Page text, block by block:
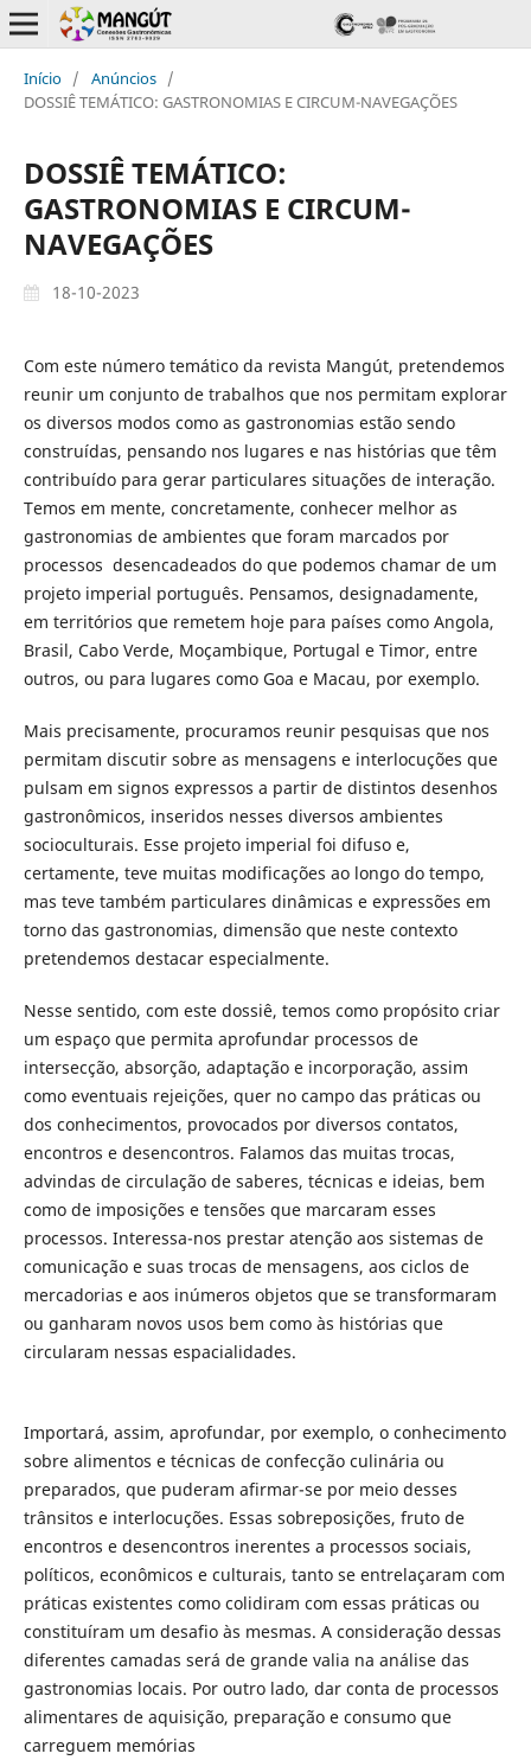
Início / Anúncios /
DOSSIÊ TEMÁTICO: GASTRONOMIAS E CIRCUM-NAVEGAÇÕES
DOSSIÊ TEMÁTICO:
GASTRONOMIAS E CIRCUM-
NAVEGAÇÕES
18-10-2023
Com este número temático da revista Mangút, pretendemos
reunir um conjunto de trabalhos que nos permitam explorar
os diversos modos como as gastronomias estão sendo
construídas, pensando nos lugares e nas histórias que têm
contribuído para gerar particulares situações de interação.
Temos em mente, concretamente, conhecer melhor as
gastronomias de ambientes que foram marcados por
processos desencadeados do que podemos chamar de um
projeto imperial português. Pensamos, designadamente,
em territórios que remetem hoje para países como Angola,
Brasil, Cabo Verde, Moçambique, Portugal e Timor, entre
outros, ou para lugares como Goa e Macau, por exemplo.
Mais precisamente, procuramos reunir pesquisas que nos
permitam discutir sobre as mensagens e interlocuções que
pulsam em signos expressos a partir de distintos desenhos
gastronômicos, inseridos nesses diversos ambientes
socioculturais. Esse projeto imperial foi difuso e,
certamente, teve muitas modificações ao longo do tempo,
mas teve também particulares dinâmicas e expressões em
torno das gastronomias, dimensão que neste contexto
pretendemos destacar especialmente.
Nesse sentido, com este dossiê, temos como propósito criar
um espaço que permita aprofundar processos de
intersecção, absorção, adaptação e incorporação, assim
como eventuais rejeições, quer no campo das práticas ou
dos conhecimentos, provocados por diversos contatos,
encontros e desencontros. Falamos das muitas trocas,
advindas de circulação de saberes, técnicas e ideias, bem
como de imposições e tensões que marcaram esses
processos. Interessa-nos prestar atenção aos sistemas de
comunicação e suas trocas de mensagens, aos ciclos de
mercadorias e aos inúmeros objetos que se transformaram
ou ganharam novos usos bem como às histórias que
circularam nessas espacialidades.
Importará, assim, aprofundar, por exemplo, o conhecimento
sobre alimentos e técnicas de confecção culinária ou
preparados, que puderam afirmar-se por meio desses
trânsitos e interlocuções. Essas sobreposições, fruto de
encontros e desencontros inerentes a processos sociais,
políticos, econômicos e culturais, tanto se entrelaçaram com
práticas existentes como colidiram com essas práticas ou
constituíram um desafio às mesmas. A consideração dessas
diferentes camadas será de grande valia na análise das
gastronomias locais. Por outro lado, dar conta de processos
alimentares de aquisição, preparação e consumo que
carreguem memórias